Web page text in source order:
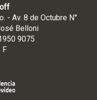
- Av. 8 de Octubre N°
Belloni
9075
F